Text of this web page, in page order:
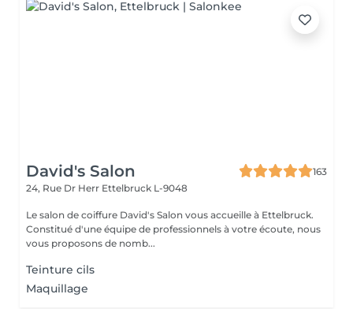
David's Salon
163
24, Rue Dr Herr Ettelbruck L-9048
Le salon de coiffure David's Salon vous accueille à Ettelbruck.
Constitué d'une équipe de professionnels à votre écoute, nous
vous proposons de nomb...
Teinture cils
Maquillage